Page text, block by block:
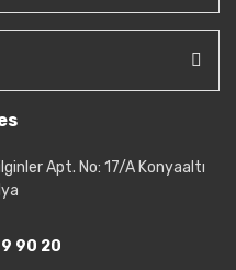
Apt. No: 17/A Konyaaltı
90 20